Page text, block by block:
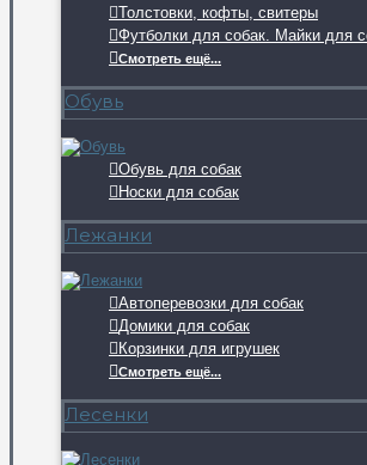
Толстовки, кофты, свитеры
Футболки для собак. Майки для
Смотреть ещё...
Обувь
Обувь для собак
Носки для собак
Лежанки
Автоперевозки для собак
Домики для собак
Корзинки для игрушек
Смотреть ещё...
Лесенки